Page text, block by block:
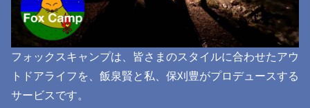
フォックスキャンプは、皆さまのスタイルに合わせたアウ
トドアライフを、飯泉賢と私、保刈豊がプロデュースする
サービスです。